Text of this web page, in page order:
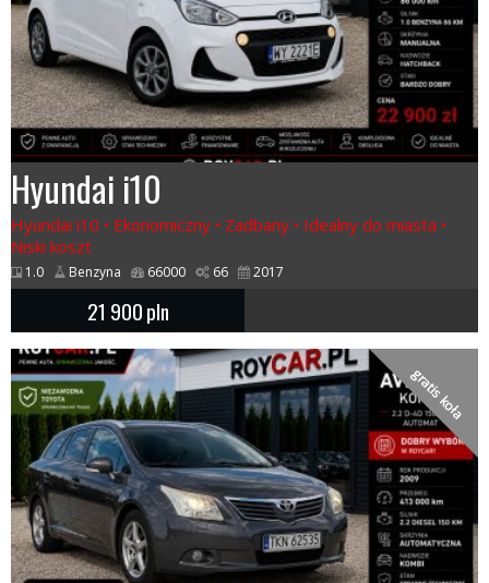
Hyundai i10
Hyundai i10 • Ekonomiczny • Zadbany • Idealny do miasta •
Niski koszt
1.0 Benzyna 66000 66 2017
21 900pln
gratis koła